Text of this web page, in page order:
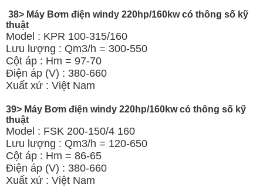
38> Máy Bơm điện windy 220hp/160kw có thông số kỹ
thuật
Model : KPR 100-315/160
Lưu lượng : Qm3/h = 300-550
Cột áp : Hm = 97-70
Điện áp (V) : 380-660
Xuất xứ : Việt Nam
39> Máy Bơm điện windy 220hp/160kw có thông số kỹ
thuật
Model : FSK 200-150/4 160
Lưu lượng : Qm3/h = 120-650
Cột áp : Hm = 86-65
Điện áp (V) : 380-660
Xuất xứ : Việt Nam